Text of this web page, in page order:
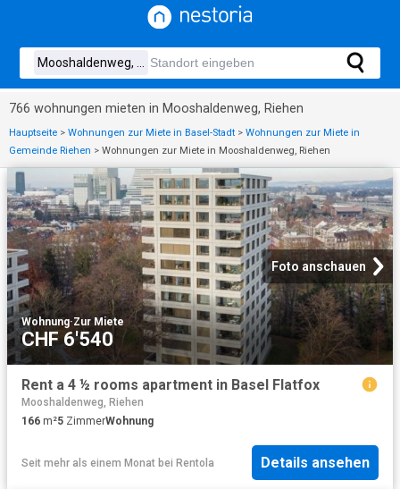
766 wohnungen mieten in Mooshaldenweg, Riehen
Hauptseite > Wohnungen zur Miete in Basel-Stadt > Wohnungen zur Miete in
Gemeinde Riehen > Wohnungen zur Miete in Mooshaldenweg, Riehen
Foto anschauen
Wohnung·Zur Miete
CHF 6'540
Rent a 4 ½ rooms apartment in Basel Flatfox
Mooshaldenweg, Riehen
166 m²5 ZimmerWohnung
Seit mehr als einem Monat bei Rentola Details ansehen